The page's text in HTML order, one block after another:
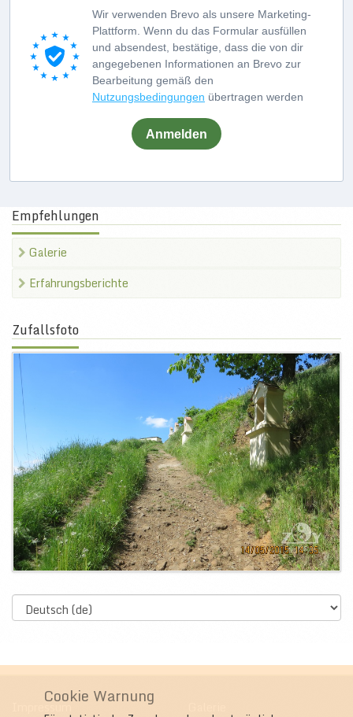
Wir verwenden Brevo als unsere Marketing-
Plattform. Wenn du das Formular ausfüllen
und absendest, bestätige, dass die von dir
angegebenen Informationen an Brevo zur
Bearbeitung gemäß den
Nutzungsbedingungen übertragen werden
Anmelden
Empfehlungen
Galerie
Erfahrungsberichte
Zufallsfoto
Select
language
Cookie Warnung
Impressum